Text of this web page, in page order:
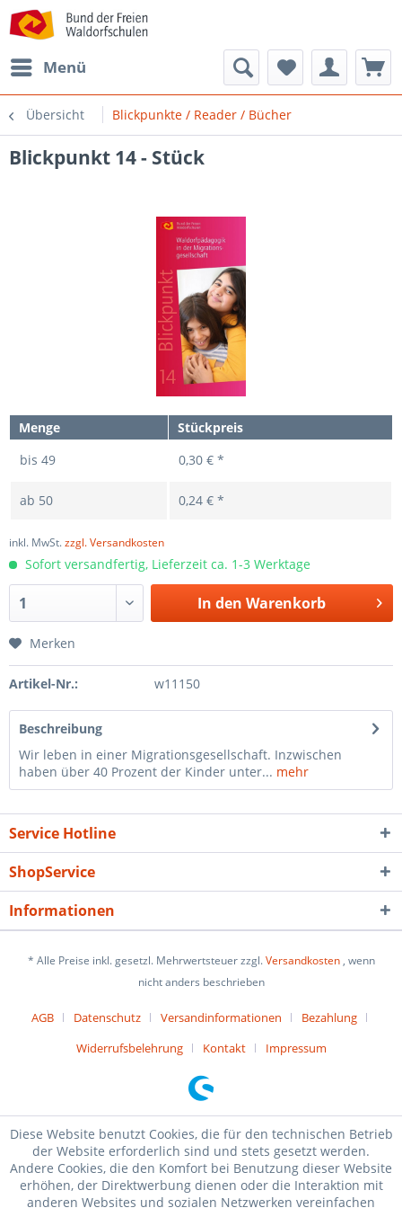
Menü
Übersicht Blickpunkte / Reader / Bücher
Blickpunkt 14 - Stück
Menge
Stückpreis
bis 49 0,30 € *
ab 50 0,24 € *
inkl. MwSt.zzgl. Versandkosten
Sofort versandfertig, Lieferzeit ca. 1-3 Werktage
In den Warenkorb
Merken
Artikel-Nr.: w11150
Beschreibung
Wir leben in einer Migrationsgesellschaft. Inzwischen
haben über 40 Prozent der Kinder unter... mehr
Service Hotline
ShopService
Informationen
* Alle Preise inkl. gesetzl. Mehrwertsteuer zzgl.Versandkosten, wenn
nicht anders beschrieben
AGB Datenschutz Versandinformationen
Bezahlung
Widerrufsbelehrung
Kontakt Impressum
Diese Website benutzt Cookies, die für den technischen Betrieb
der Website erforderlich sind und stets gesetzt werden.
Andere Cookies, die den Komfort bei Benutzung dieser Website
erhöhen, der Direktwerbung dienen oder die Interaktion mit
anderen Websites und sozialen Netzwerken vereinfachen